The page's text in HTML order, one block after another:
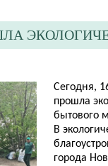
Сегодня,
прошла
бытового
В
города